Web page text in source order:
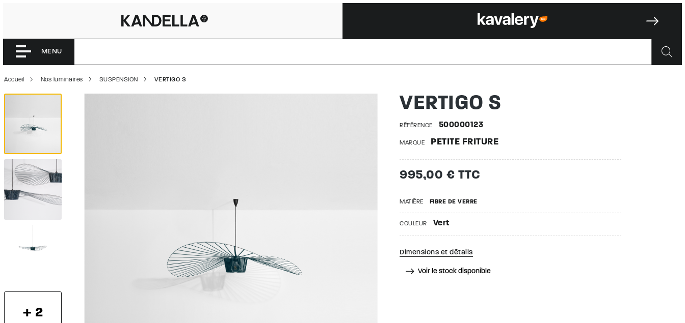
VERTIGO S | 500000123
MENU
Accueil Nos luminaires SUSPENSION VERTIGO S
+ 2
VERTIGO S
RÉFÉRENCE 500000123
MARQUE PETITE FRITURE
995,00 € TTC
MATIÈRE FIBRE DE VERRE
COULEUR Vert
Dimensions et détails
Voir le stock disponible